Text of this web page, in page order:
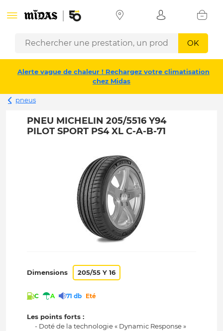
OK
Alerte vague de chaleur ! Rechargez votre climatisation
chez Midas
pneus
PNEU MICHELIN 205/5516 Y94
PILOT SPORT PS4 XL C-A-B-71
Dimensions 205/55 Y 16
C A 71 db Eté
Les points forts :
- Doté de la technologie « Dynamic Response »